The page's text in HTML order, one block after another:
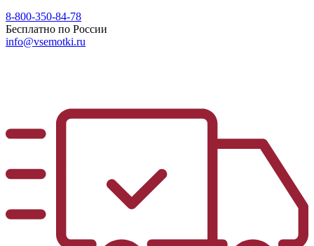
8-800-350-84-78
Бесплатно по России
info@vsemotki.ru